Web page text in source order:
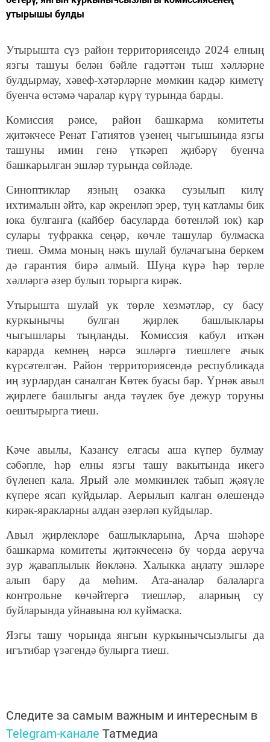
утырышы булды
Утырышта сүз район территориясендә 2024 елның
язгы ташуы белән бәйле гадәттән тыш хәлләрне
булдырмау, хәвеф-хәтәрләрне мөмкин кадәр киметү
буенча өстәмә чаралар күрү турында барды.
Комиссия рәисе, район башкарма комитеты
җитәкчесе Ренат Гатиятов үзенең чыгышында язгы
ташуны имин генә үткәреп җибәрү буенча
башкарылган эшләр турында сөйләде.
Синоптиклар язның озакка сузылып килү
ихтималын әйтә, кар әкренләп эрер, туң катламы бик
юка булганга (кайбер басуларда бөтенләй юк) кар
сулары туфракка сеңәр, көчле ташулар булмаска
тиеш. Әмма моның нәкъ шулай булачагына беркем
дә гарантия бирә алмый. Шуңа күрә һәр төрле
хәлләргә әзер булып торырга кирәк.
Утырышта шулай ук төрле хезмәтләр, су басу
куркынычы булган җирлек башлыклары
чыгышлары тыңланды. Комиссия кабул иткән
карарда кемнең нәрсә эшләргә тиешлеге ачык
күрсәтелгән. Район территориясендә республикада
иң зурлардан саналган Көтек буасы бар. Үрнәк авыл
җирлеге башлыгы анда тәүлек буе дежур торуны
оештырырга тиеш.
Кәче авылы, Казансу елгасы аша күпер булмау
сәбәпле, һәр елны язгы ташу вакытында икегә
бүленеп кала. Ярый әле мөмкинлек табып җәяүле
күпере ясап куйдылар. Аерылып калган өлешендә
кирәк-яракларны алдан әзерләп куйдылар.
Авыл җирлекләре башлыкларына, Арча шәһәре
башкарма комитеты җитәкчесенә бу чорда аеруча
зур җаваплылык йөкләнә. Халыкка аңлату эшләре
алып бару да мөһим. Ата-аналар балаларга
контрольне көчәйтергә тиешләр, аларның су
буйларында уйнавына юл куймаска.
Язгы ташу чорында янгын куркынычсызлыгы да
игътибар үзәгендә булырга тиеш.
Следите за самым важным и интересным в
Telegram-канале Татмедиа